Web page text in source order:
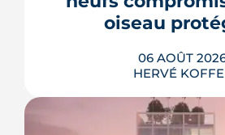
oiseau
06 AOÛT
HERVÉ